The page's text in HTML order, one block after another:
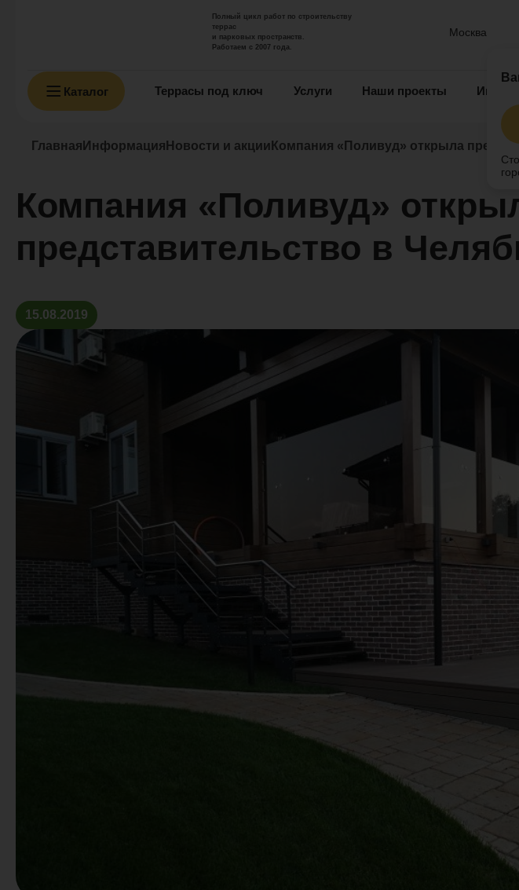
Полный цикл работ по строительству
террас
и парковых пространств.
Работаем с 2007 года.
Москва
Каталог Террасы под ключ Услуги Наши проекты
Главная Информация Новости и акции Компания «Поливуд» открыла
Компания «Поливуд»
представительство в
15.08.2019
Офис и шоу-рум располагаются на ул. Цинковой, д. 1, оф. 301. Это уже второе по
в Уральском федеральном округе. Первое, созданное в Екатеринбурге, успешно
и населению региона современные отделочные материалы из древесно-полимерного